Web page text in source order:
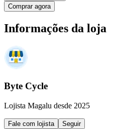
Comprar agora
Informações da loja
Byte Cycle
Lojista Magalu desde 2025
Fale com lojista
Seguir